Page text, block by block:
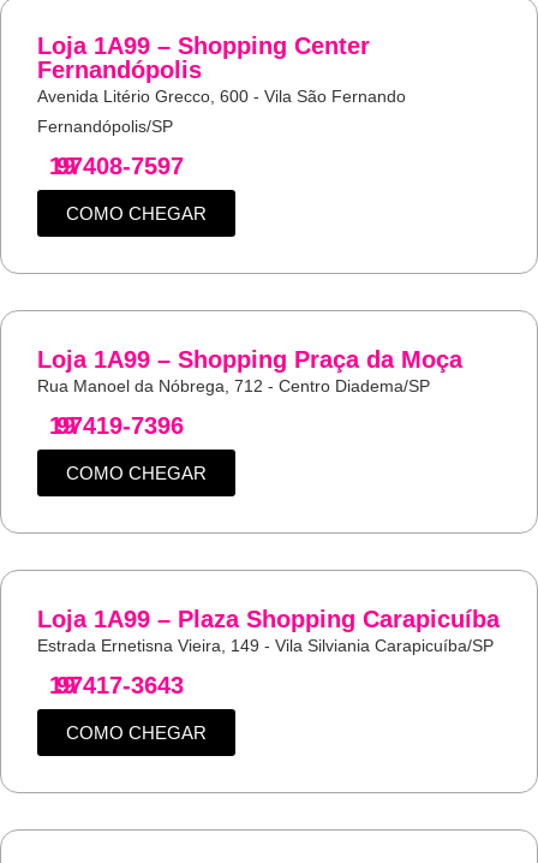
Loja 1A99 – Shopping Center
Fernandópolis
Avenida Litério Grecco, 600 - Vila São Fernando
Fernandópolis/SP
19
97408-7597
COMO CHEGAR
Loja 1A99 – Shopping Praça da Moça
Rua Manoel da Nóbrega, 712 - Centro Diadema/SP
19
97419-7396
COMO CHEGAR
Loja 1A99 – Plaza Shopping Carapicuíba
Estrada Ernetisna Vieira, 149 - Vila Silviania Carapicuíba/SP
19
97417-3643
COMO CHEGAR